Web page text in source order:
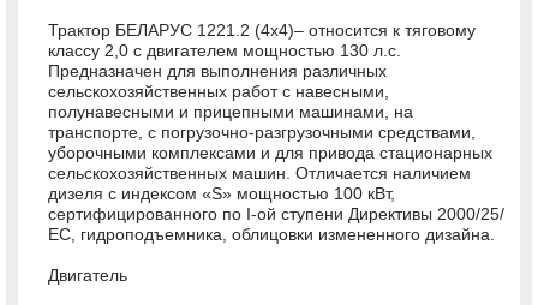
Трактор БЕЛАРУС 1221.2 (4х4)– относится к тяговому
классу 2,0 с двигателем мощностью 130 л.с.
Предназначен для выполнения различных
сельскохозяйственных работ с навесными,
полунавесными и прицепными машинами, на
транспорте, с погрузочно-разгрузочными средствами,
уборочными комплексами и для привода стационарных
сельскохозяйственных машин. Отличается наличием
дизеля с индексом «S» мощностью 100 кВт,
сертифицированного по I-ой ступени Директивы 2000/25/
ЕС, гидроподъемника, облицовки измененного дизайна.
Двигатель